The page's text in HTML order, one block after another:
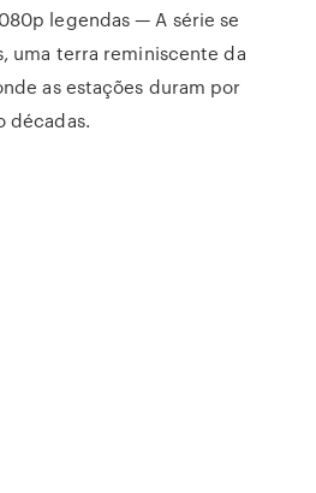
legendas — A série se
uma terra reminiscente da
as estações duram por
décadas.